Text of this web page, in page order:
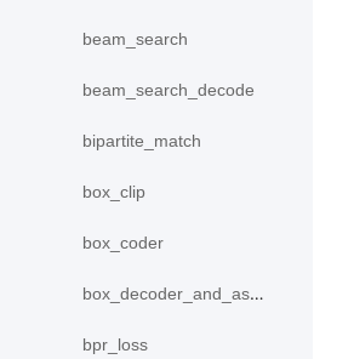
beam_search
beam_search_decode
bipartite_match
box_clip
box_coder
box_decoder_and_assign
bpr_loss